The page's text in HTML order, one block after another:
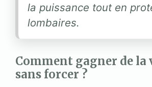
la puissance tout en
lombaires.
Comment gagner de la
sans forcer ?